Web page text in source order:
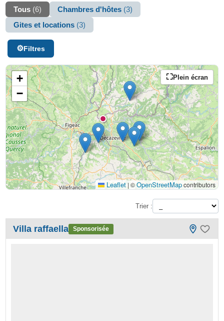
Tous (6) Chambres d'hôtes (3)
Gites et locations (3)
Filtres
Plein écran
+
−
Leaflet | ©OpenStreetMapcontributors
Trier :
Villa raffaella Sponsorisée